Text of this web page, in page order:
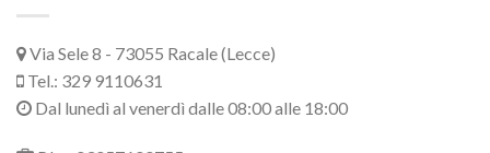
Via Sele 8 - 73055 Racale (Lecce)
Tel.: 329 9110631
Dal lunedì al venerdì dalle 08:00 alle 18:00